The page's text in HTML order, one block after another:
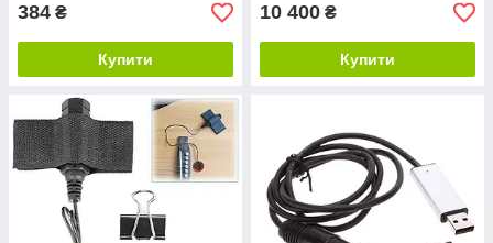
384 ₴
Купити
10 400 ₴
Купити